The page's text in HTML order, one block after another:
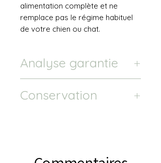
alimentation complète et ne
remplace pas le régime habituel
de votre chien ou chat.
Analyse garantie
Protéines brutes (min) : 61,0 %
Conservation